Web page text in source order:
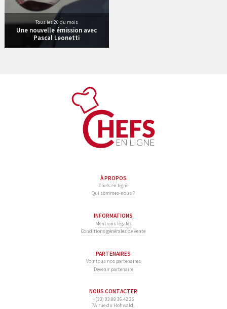
Tous les 20 du mois
Une nouvelle émission avec
Pascal Leonetti
À PROPOS
Chefs en ligne
Qui sommes-nous ?
INFORMATIONS
Mentions légales
Conditions générales de vente
PARTENAIRES
Voir tous nos partenaires
Devenir partenaire
NOUS CONTACTER
+(33) 03 88 36 42 26
7A rue du Hohwald,